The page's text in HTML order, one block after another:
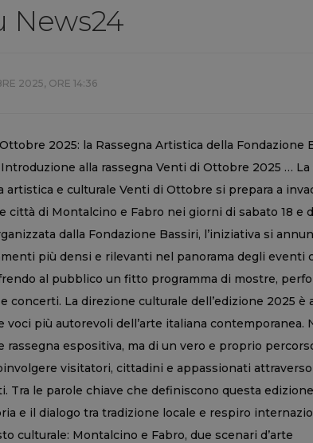
News24
2025, ORE 14:36
2025: la Rassegna Artistica della Fondazione
alla rassegna Venti di Ottobre 2025 …
artistica e culturale Venti di Ottobre si prepara a
città di Montalcino e Fabro nei giorni di sabato 18 e
dalla Fondazione Bassiri, l’iniziativa si
più densi e rilevanti nel panorama degli eventi
al pubblico un fitto programma di mostre,
concerti. La direzione culturale dell’edizione 2025 è
voci più autorevoli dell’arte italiana contemporanea.
rassegna espositiva, ma di un vero e proprio
visitatori, cittadini e appassionati
Tra le parole chiave che definiscono questa
e il dialogo tra tradizione locale e respiro
culturale: Montalcino e Fabro, due scenari d’arte